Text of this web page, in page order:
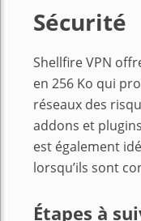
Sécurité
Shellfire VPN
en 256 Ko qui
réseaux des
addons et
est également
lorsqu’ils sont
Étapes à